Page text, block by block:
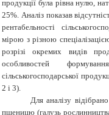
продукції була рівна нулю,
25%. Аналіз показав
рентабельності
мірою з різною
розрізі окремих видів
особливостей
сільськогосподарської
2 і 3).
Для аналізу
пшеницю (галузь